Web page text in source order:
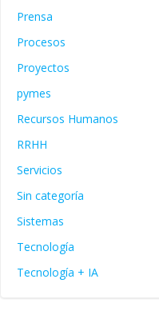
Prensa
Procesos
Proyectos
pymes
Recursos Humanos
RRHH
Servicios
Sin categoría
Sistemas
Tecnología
Tecnología + IA